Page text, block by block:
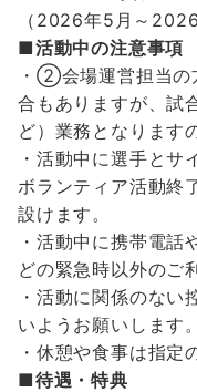
（2026年5月～2026
■活動中の注意事項
・②会場運営担当の
合もありますが、試
ど）業務となります
・活動中に選手とサ
ボランティア活動終
設けます。
・活動中に携帯電話
どの緊急時以外のご
・活動に関係のない
いようお願いします。
・休憩や食事は指定
■待遇・特典